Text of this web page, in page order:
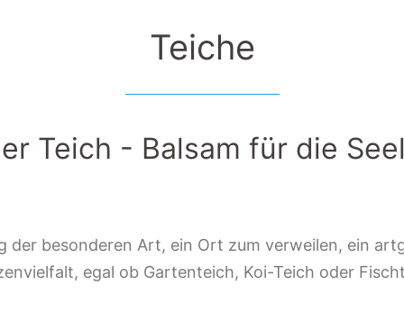
Teiche
Teich - Balsam für die
der besonderen Art, ein Ort zum verweilen, ein
egal ob Gartenteich, Koi-Teich oder